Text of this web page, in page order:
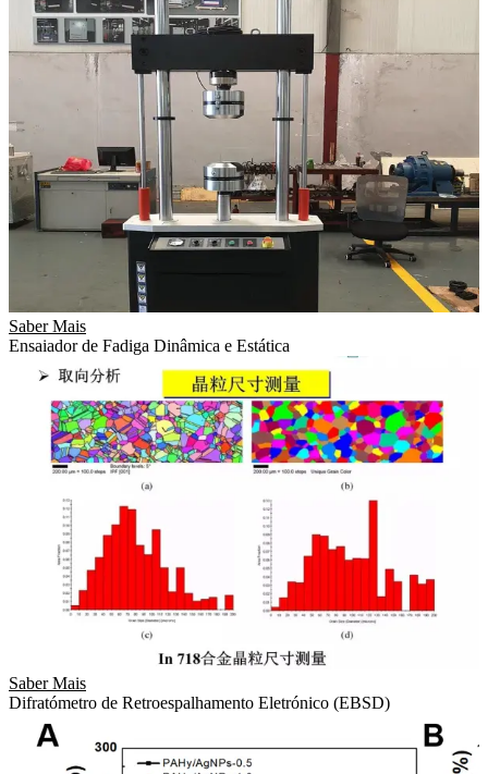
Saber Mais
Ensaiador de Fadiga Dinâmica e Estática
Saber Mais
Difratómetro de Retroespalhamento Eletrónico (EBSD)